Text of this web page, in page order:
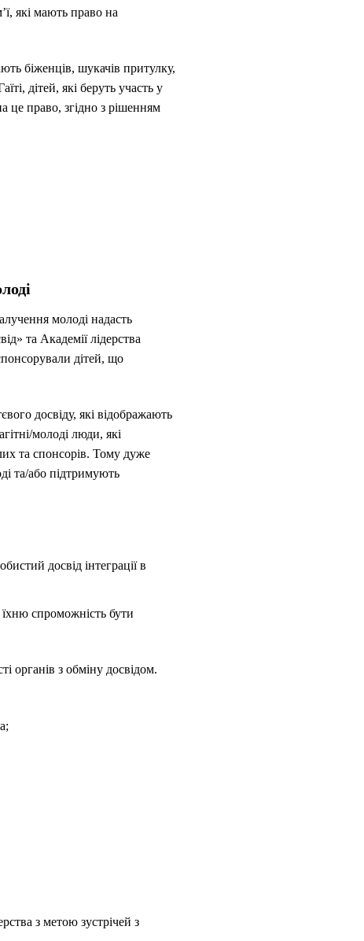
які мають право на
біженців, шукачів притулку,
дітей, які беруть участь у
це право, згідно з рішенням
молоді надасть
та Академії лідерства
дітей, що
досвіду, які відображають
молоді люди, які
та спонсорів. Тому дуже
та/або підтримують
досвід інтеграції в
спроможність бути
органів з обміну досвідом.
з метою зустрічей з